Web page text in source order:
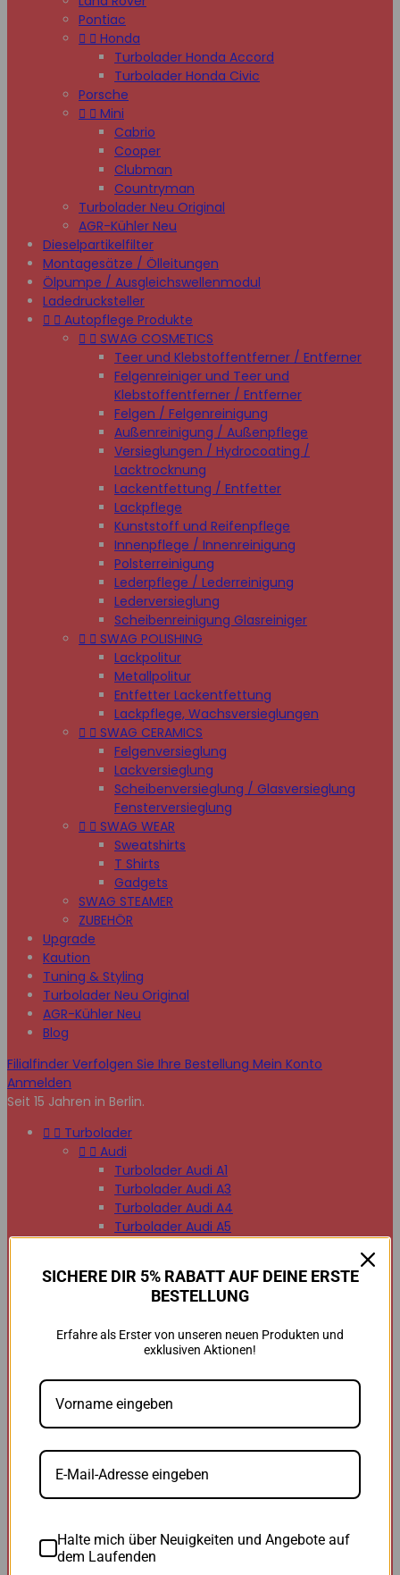
Pontiac
  Honda
Turbolader Honda Accord
Turbolader Honda Civic
Porsche
  Mini
Cabrio
Cooper
Clubman
Countryman
Turbolader Neu Original
AGR-Kühler Neu
Dieselpartikelfilter
Montagesätze / Ölleitungen
Ölpumpe / Ausgleichswellenmodul
Ladedrucksteller
  Autopflege Produkte
  SWAG COSMETICS
Teer und Klebstoffentferner / Entferner
Felgenreiniger und Teer und
Klebstoffentferner / Entferner
Felgen / Felgenreinigung
Außenreinigung / Außenpflege
Versieglungen / Hydrocoating /
Lacktrocknung
Lackentfettung / Entfetter
Lackpflege
Kunststoff und Reifenpflege
Innenpflege / Innenreinigung
Polsterreinigung
Lederpflege / Lederreinigung
Lederversieglung
Scheibenreinigung Glasreiniger
  SWAG POLISHING
Lackpolitur
Metallpolitur
Entfetter Lackentfettung
Lackpflege, Wachsversieglungen
  SWAG CERAMICS
Felgenversieglung
Lackversieglung
Scheibenversieglung / Glasversieglung
Fensterversieglung
  SWAG WEAR
Sweatshirts
T Shirts
Gadgets
SWAG STEAMER
ZUBEHÖR
Upgrade
Kaution
Tuning & Styling
Turbolader Neu Original
AGR-Kühler Neu
Blog
Filialfinder Verfolgen Sie Ihre Bestellung Mein Konto
Anmelden
Seit 15 Jahren in Berlin.
  Turbolader
  Audi
Turbolader Audi A1
Turbolader Audi A3
Turbolader Audi A4
Turbolader Audi A5
Turbolader Audi A8
Turbolader Audi Q2
Turbolader Audi Q5
Turbolader Audi Q7
Turbolader Audi TT
BMW
BMW B47
BMW M47
BMW M57
BMW N47
BMW 118d
BMW 120d
SICHERE DIR 5% RABATT AUF DEINE ERSTE
BESTELLUNG
Erfahre als Erster von unseren neuen Produkten und
exklusiven Aktionen!
Halte mich über Neuigkeiten und Angebote auf
dem Laufenden